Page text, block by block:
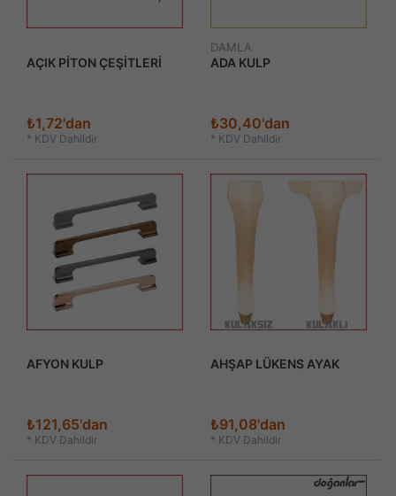
AÇIK PİTON ÇEŞİTLERİ
₺1,72'dan
* KDV Dahildir
DAMLA
ADA KULP
₺30,40'dan
* KDV Dahildir
AFYON KULP
₺121,65'dan
* KDV Dahildir
AHŞAP LÜKENS AYAK
₺91,08'dan
* KDV Dahildir